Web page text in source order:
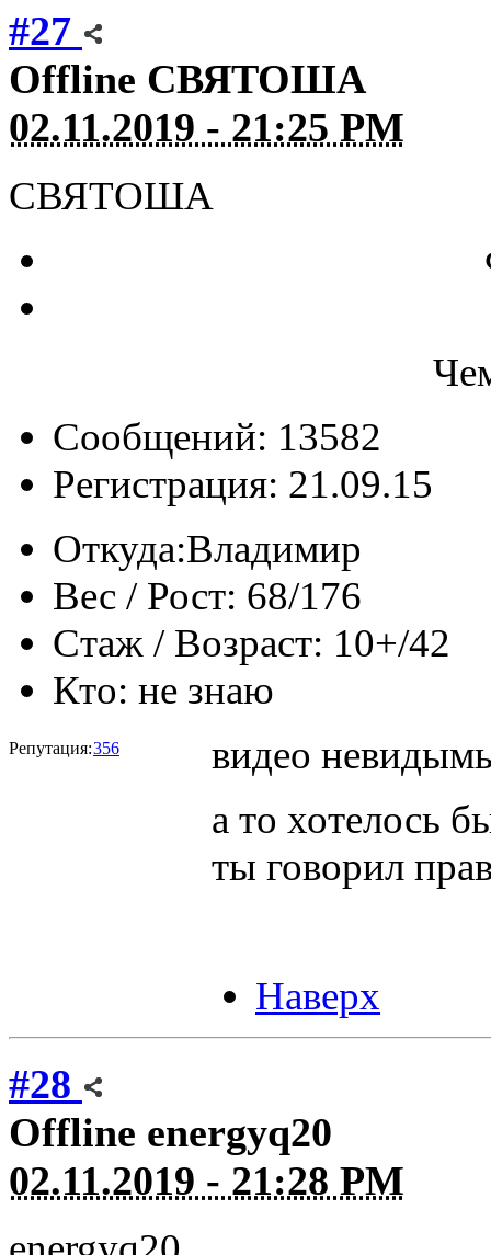
#27
Offline СВЯТОША
02.11.2019 - 21:25 PM
СВЯТОША
Сообщений: 13582
Регистрация: 21.09.15
Откуда:Владимир
Вес / Рост: 68/176
Стаж / Возраст: 10+/42
Кто: не знаю
Репутация:356
видео
а то хотелось
ты говорил
Наверх
#28
Offline energyq20
02.11.2019 - 21:28 PM